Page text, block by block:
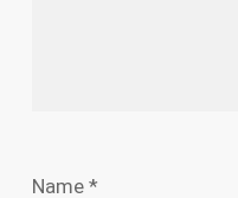
Name *